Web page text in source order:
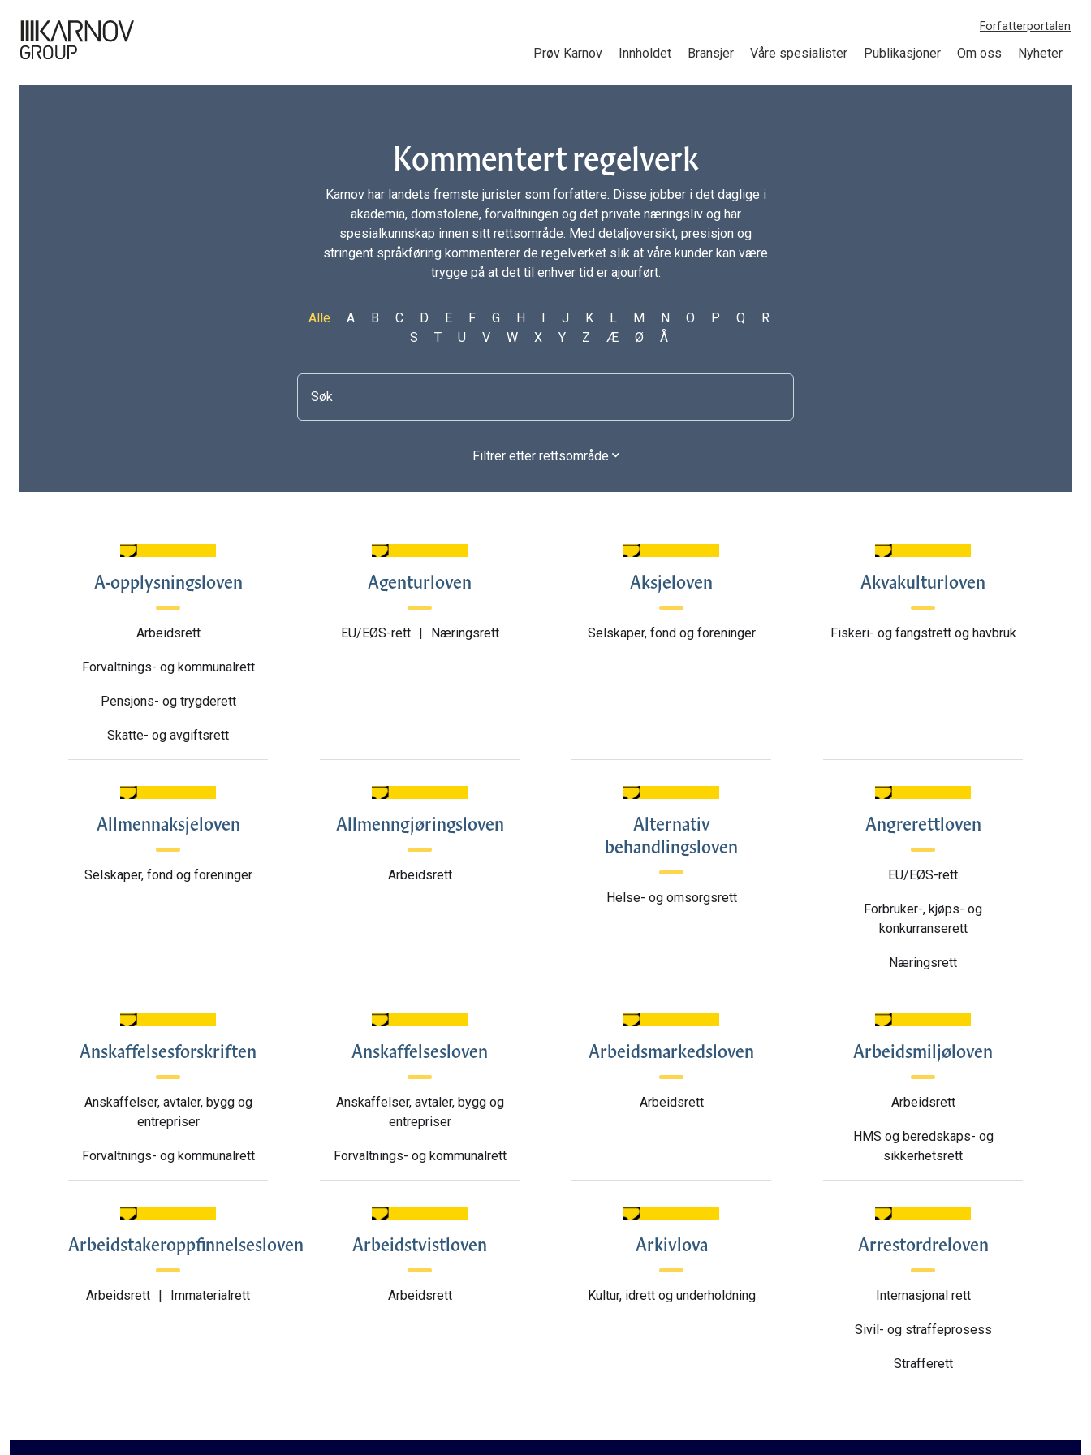
Forfatterportalen
Prøv Karnov Innholdet Bransjer Våre spesialister Publikasjoner Om oss Nyheter
Kommentert regelverk
Karnov har landets fremste jurister som forfattere. Disse jobber i det daglige i
akademia, domstolene, forvaltningen og det private næringsliv og har
spesialkunnskap innen sitt rettsområde. Med detaljoversikt, presisjon og
stringent språkføring kommenterer de regelverket slik at våre kunder kan være
trygge på at det til enhver tid er ajourført.
Filtrer etter rettsområde
A-opplysningsloven
Arbeidsrett
Forvaltnings- og kommunalrett
Pensjons- og trygderett
Skatte- og avgiftsrett
Agenturloven
EU/EØS-rett | Næringsrett
Aksjeloven
Selskaper, fond og foreninger
Akvakulturloven
Fiskeri- og fangstrett og havbruk
Allmennaksjeloven
Selskaper, fond og foreninger
Allmenngjøringsloven
Arbeidsrett
Alternativ
behandlingsloven
Helse- og omsorgsrett
Angrerettloven
EU/EØS-rett
Forbruker-, kjøps- og
konkurranserett
Næringsrett
Anskaffelsesforskriften
Anskaffelser, avtaler, bygg og
entrepriser
Forvaltnings- og kommunalrett
Anskaffelsesloven
Anskaffelser, avtaler, bygg og
entrepriser
Forvaltnings- og kommunalrett
Arbeidsmarkedsloven
Arbeidsrett
Arbeidsmiljøloven
Arbeidsrett
HMS og beredskaps- og
sikkerhetsrett
Arbeidstakeroppfinnelsesloven
Arbeidsrett | Immaterialrett
Arbeidstvistloven
Arbeidsrett
Arkivlova
Kultur, idrett og underholdning
Arrestordreloven
Internasjonal rett
Sivil- og straffeprosess
Strafferett